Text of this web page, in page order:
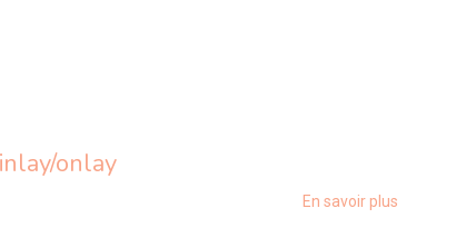
onlay
En savoir plus